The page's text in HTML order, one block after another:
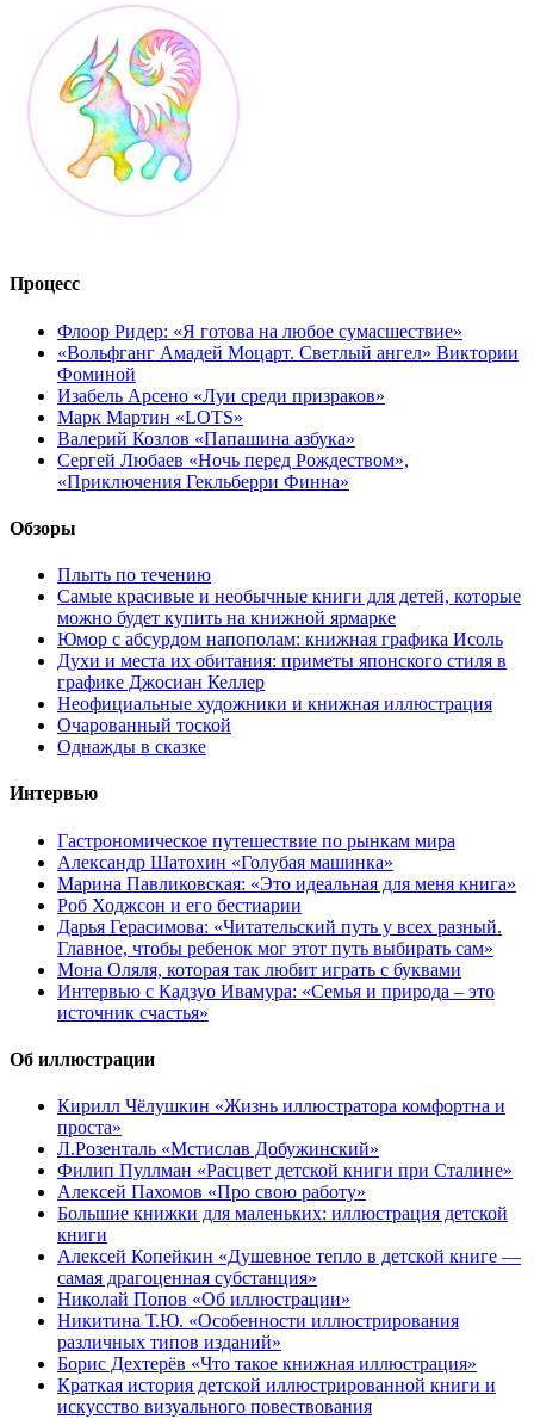
Процесс
Флоор Ридер: «Я готова на любое сумасшествие»
«Вольфганг Амадей Моцарт. Светлый ангел» Виктории
Фоминой
Изабель Арсено «Луи среди призраков»
Марк Мартин «LOTS»
Валерий Козлов «Папашина азбука»
Сергей Любаев «Ночь перед Рождеством»,
«Приключения Гекльберри Финна»
Обзоры
Плыть по течению
Самые красивые и необычные книги для детей, которые
можно будет купить на книжной ярмарке
Юмор с абсурдом напополам: книжная графика Исоль
Духи и места их обитания: приметы японского стиля в
графике Джосиан Келлер
Неофициальные художники и книжная иллюстрация
Очарованный тоской
Однажды в сказке
Интервью
Гастрономическое путешествие по рынкам мира
Александр Шатохин «Голубая машинка»
Марина Павликовская: «Это идеальная для меня книга»
Роб Ходжсон и его бестиарии
Дарья Герасимова: «Читательский путь у всех разный.
Главное, чтобы ребенок мог этот путь выбирать сам»
Мона Оляля, которая так любит играть с буквами
Интервью с Кадзуо Ивамура: «Семья и природа – это
источник счастья»
Об иллюстрации
Кирилл Чёлушкин «Жизнь иллюстратора комфортна и
проста»
Л.Розенталь «Мстислав Добужинский»
Филип Пуллман «Расцвет детской книги при Сталине»
Алексей Пахомов «Про свою работу»
Большие книжки для маленьких: иллюстрация детской
книги
Алексей Копейкин «Душевное тепло в детской книге —
самая драгоценная субстанция»
Николай Попов «Об иллюстрации»
Никитина Т.Ю. «Особенности иллюстрирования
различных типов изданий»
Борис Дехтерёв «Что такое книжная иллюстрация»
Краткая история детской иллюстрированной книги и
искусство визуального повествования